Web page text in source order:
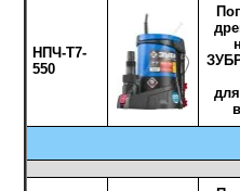
НПЧ-Т7-
550